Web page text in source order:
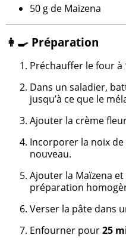
50 g de Maïzena
👩‍🍳 Préparation
Préchauffer le four à
Dans un saladier,
jusqu’à ce que le
Ajouter la crème
Incorporer la noix
nouveau.
Ajouter la Maïzena
préparation
Verser la pâte dans
Enfourner pour25